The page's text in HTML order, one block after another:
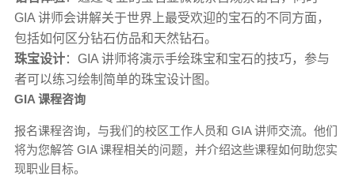
GIA 讲师会讲解关于世界上最受欢迎的宝石的不同方面，
包括如何区分钻石仿品和天然钻石。
珠宝设计：GIA 讲师将演示手绘珠宝和宝石的技巧，参与
者可以练习绘制简单的珠宝设计图。
GIA 课程咨询
报名课程咨询，与我们的校区工作人员和 GIA 讲师交流。他们
将为您解答 GIA 课程相关的问题，并介绍这些课程如何助您实
现职业目标。